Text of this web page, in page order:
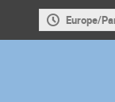
Europe/